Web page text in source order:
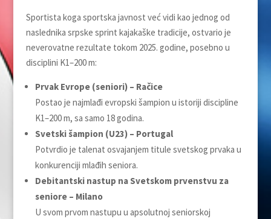
Sportista koga sportska javnost već vidi kao jednog od
naslednika srpske sprint kajakaške tradicije, ostvario je
neverovatne rezultate tokom 2025. godine, posebno u
disciplini K1–200 m:
Prvak Evrope (seniori) – Račice
Postao je najmlađi evropski šampion u istoriji discipline
K1–200 m, sa samo 18 godina.
Svetski šampion (U23) – Portugal
Potvrdio je talenat osvajanjem titule svetskog prvaka u
konkurenciji mlađih seniora.
Debitantski nastup na Svetskom prvenstvu za
seniore – Milano
U svom prvom nastupu u apsolutnoj seniorskoj